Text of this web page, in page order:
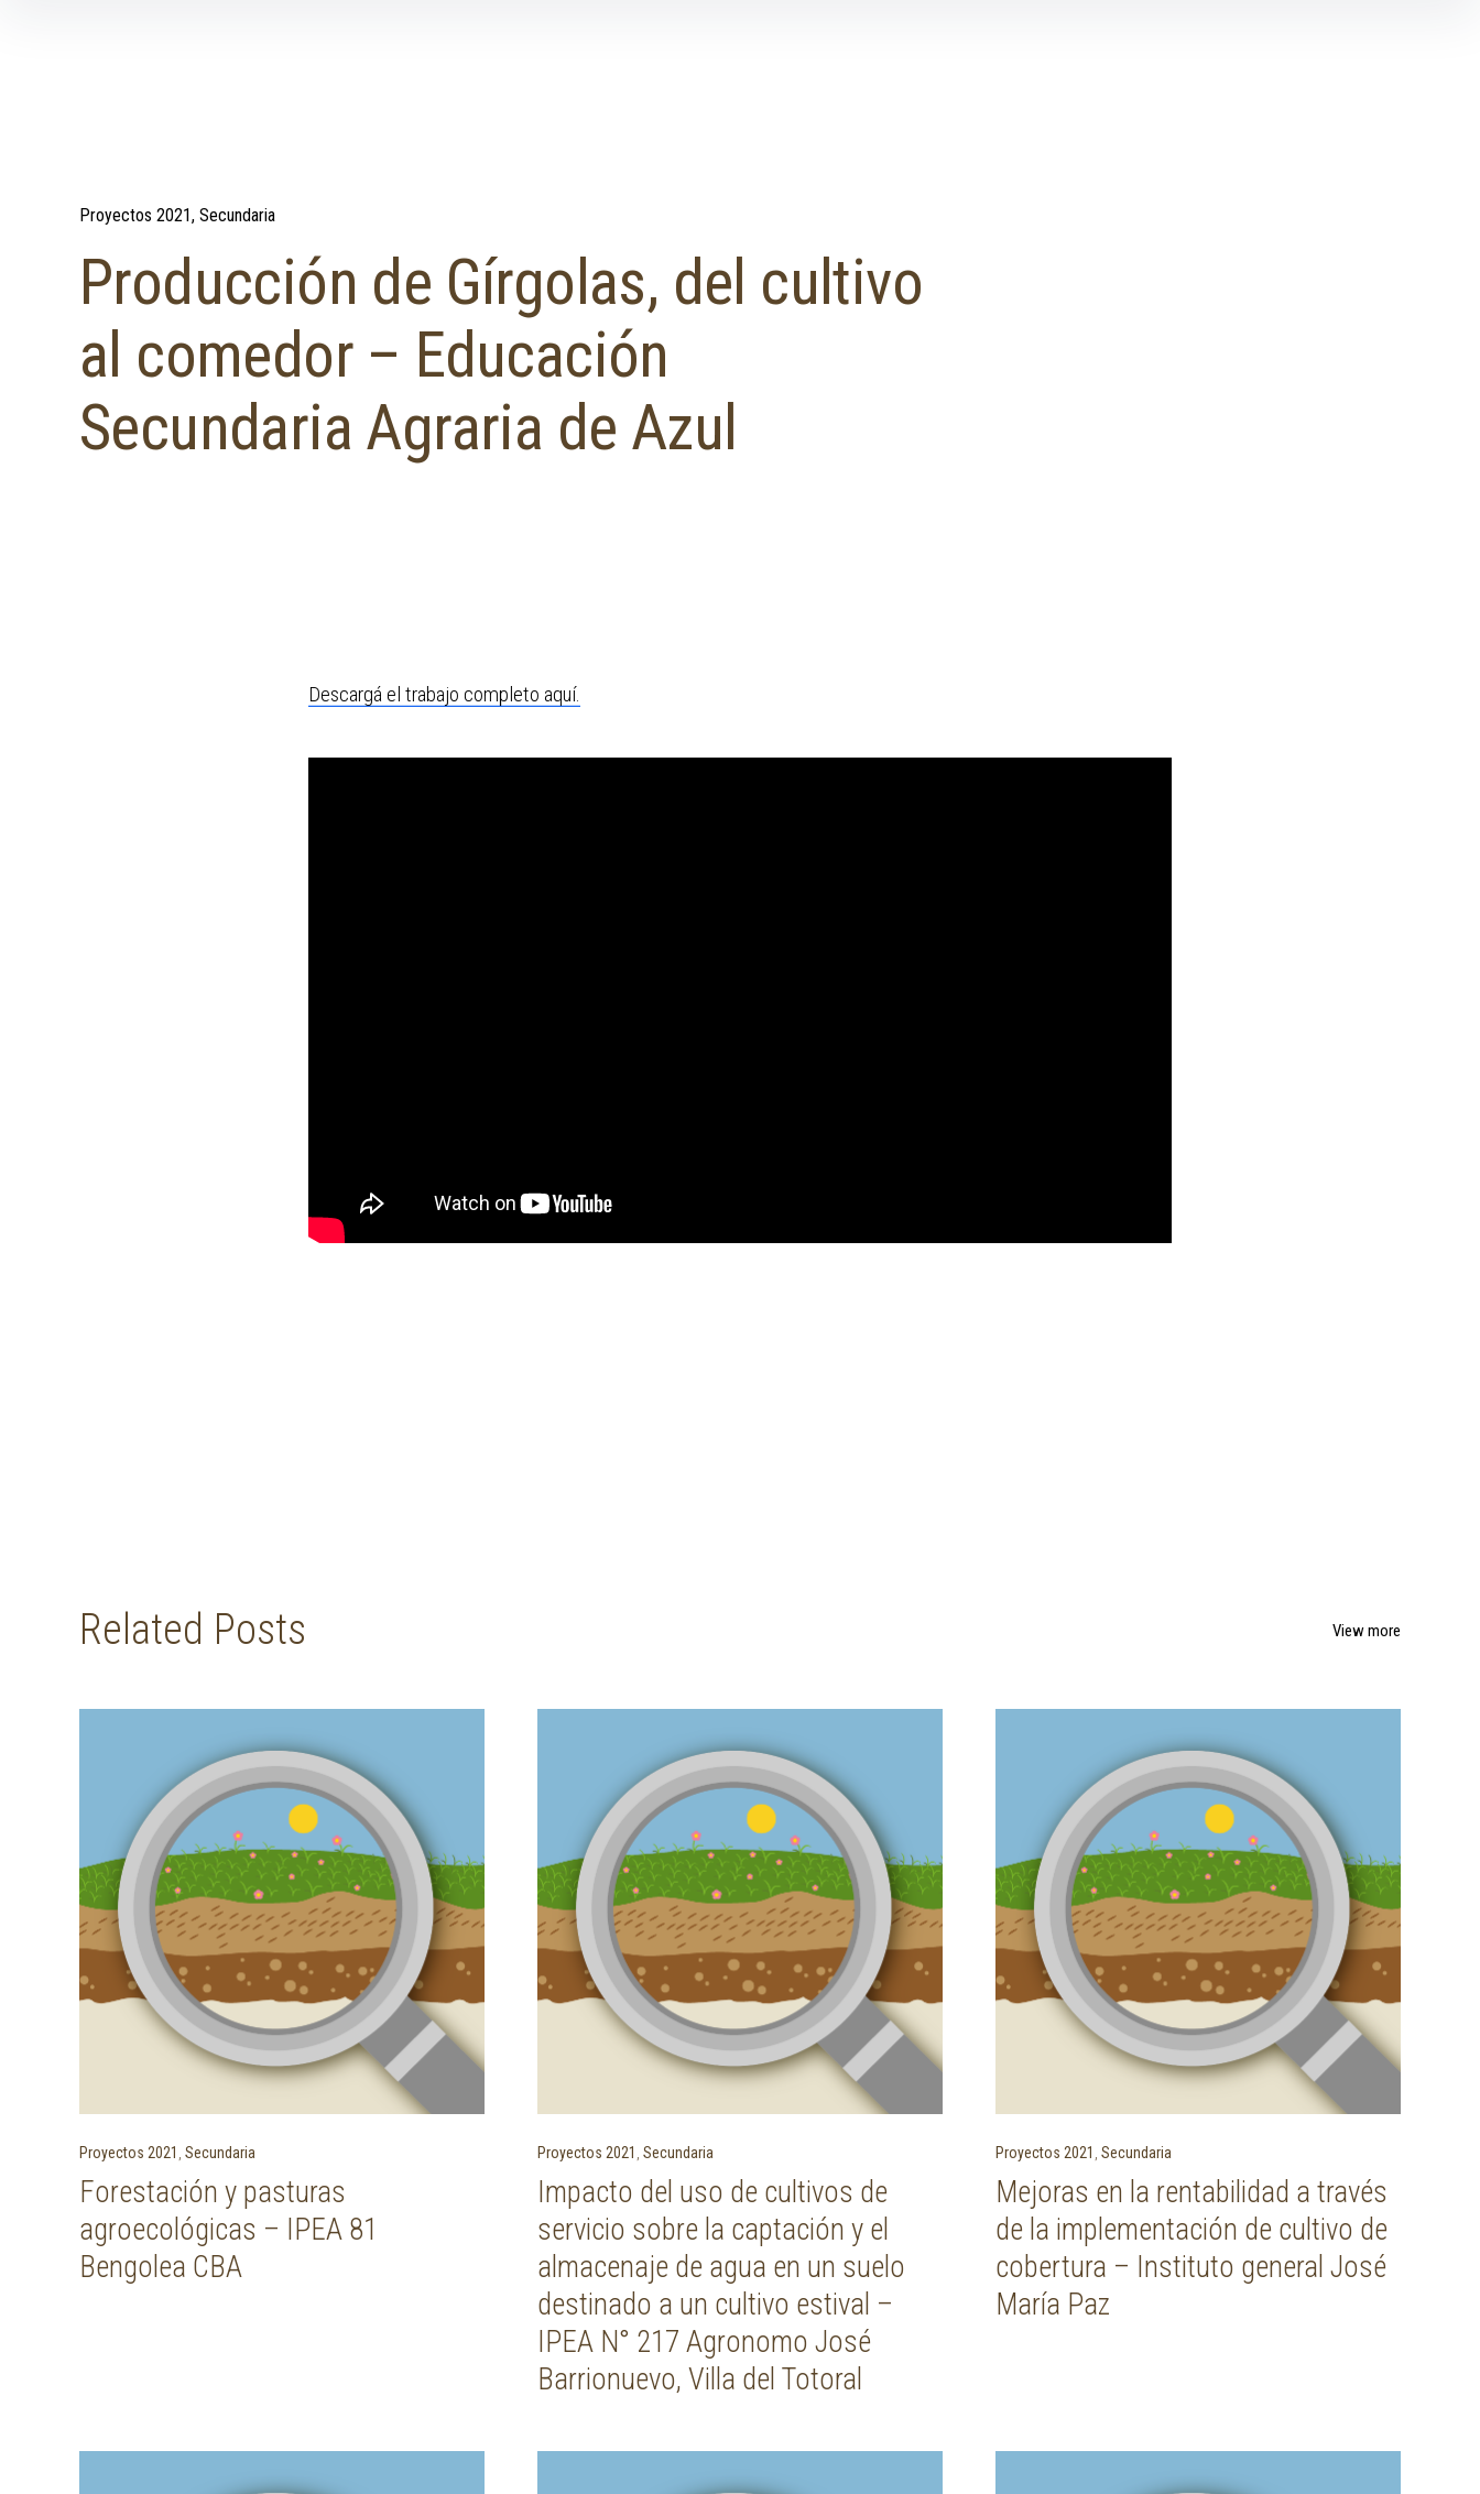
Proyectos 2021 Secundaria
Producción de Gírgolas, del cultivo
al comedor – Educación
Secundaria Agraria de Azul
Descargá el trabajo completo aquí.
Related Posts View more
Proyectos 2021 Secundaria
Forestación y pasturas
agroecológicas – IPEA 81
Bengolea CBA
Proyectos 2021 Secundaria
Impacto del uso de cultivos de
servicio sobre la captación y el
almacenaje de agua en un suelo
destinado a un cultivo estival –
IPEA N° 217 Agronomo José
Barrionuevo, Villa del Totoral
Proyectos 2021 Secundaria
Mejoras en la rentabilidad a través
de la implementación de cultivo de
cobertura – Instituto general José
María Paz